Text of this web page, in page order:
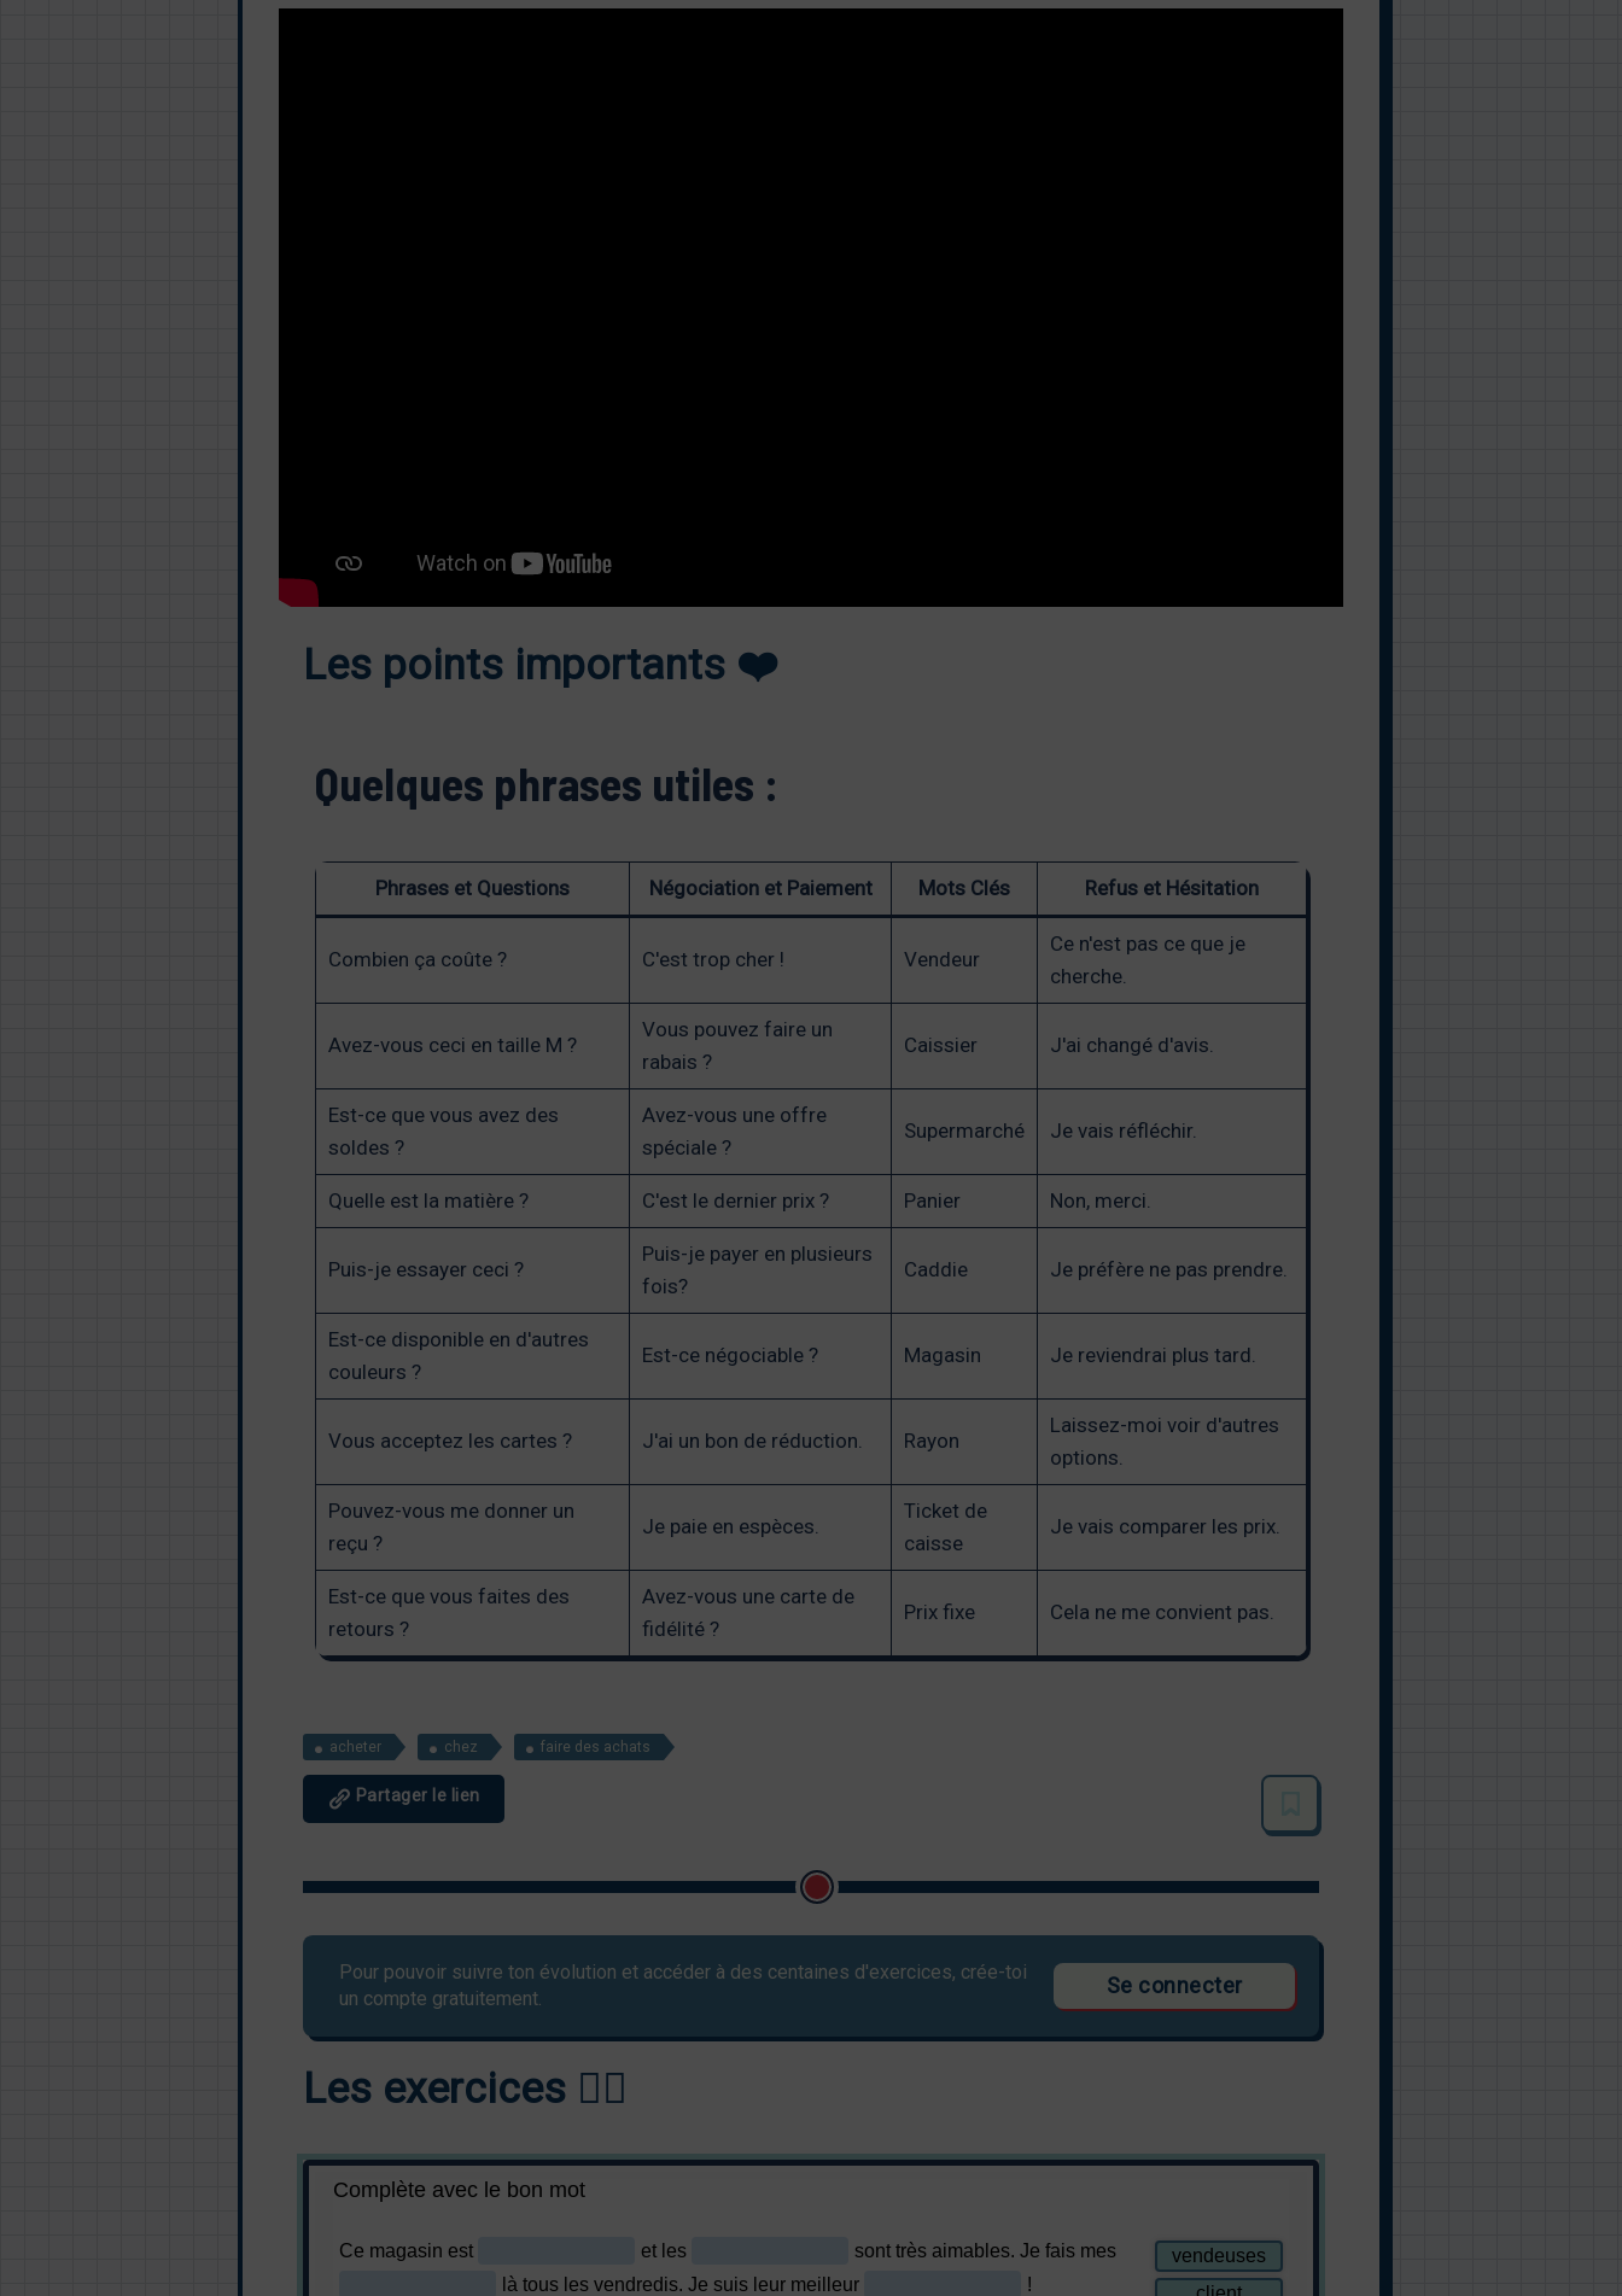
Les points importants ❤️
Quelques phrases utiles :
Phrases et Questions Négociation et Paiement Mots Clés Refus et Hésitation
Combien ça coûte ? C'est trop cher ! Vendeur
Ce n'est pas ce que je
cherche.
Avez-vous ceci en taille M ?
Vous pouvez faire un
rabais ?
Caissier J'ai changé d'avis.
Est-ce que vous avez des
soldes ?
Avez-vous une offre
spéciale ?
Supermarché Je vais réfléchir.
Quelle est la matière ? C'est le dernier prix ? Panier Non, merci.
Puis-je essayer ceci ?
Puis-je payer en plusieurs
fois?
Caddie Je préfère ne pas prendre.
Est-ce disponible en d'autres
couleurs ?
Est-ce négociable ? Magasin Je reviendrai plus tard.
Vous acceptez les cartes ? J'ai un bon de réduction. Rayon
Laissez-moi voir d'autres
options.
Pouvez-vous me donner un
reçu ?
Je paie en espèces.
Ticket de
caisse
Je vais comparer les prix.
Est-ce que vous faites des
retours ?
Avez-vous une carte de
fidélité ?
Prix fixe Cela ne me convient pas.
acheter chez faire des achats
Partager le lien
Pour pouvoir suivre ton évolution et accéder à des centaines d'exercices, crée-toi
un compte gratuitement.
Se connecter
Les exercices 🏋️‍♀️